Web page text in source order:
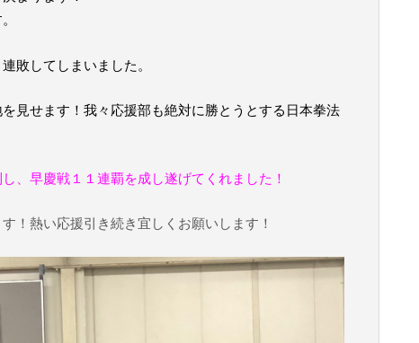
敗してしまいました。
見せます！我々応援部も絶対に勝とうとする日本拳法
、早慶戦１１連覇を成し遂げてくれました！
！熱い応援引き続き宜しくお願いします！